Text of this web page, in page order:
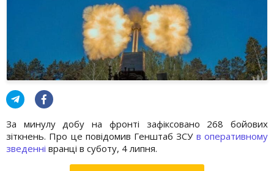
За минулу добу на фронті зафіксовано 268 бойових
зіткнень. Про це повідомив Генштаб ЗСУ в оперативному
зведенні вранці в суботу, 4 липня.